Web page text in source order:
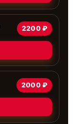
2200 ₽
2000 ₽